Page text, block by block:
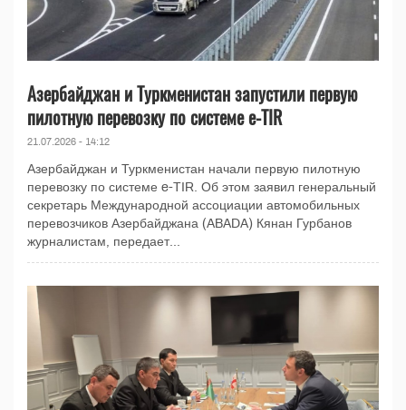
Азербайджан и Туркменистан запустили первую
пилотную перевозку по системе e-TIR
21.07.2026 - 14:12
Азербайджан и Туркменистан начали первую пилотную
перевозку по системе e-TIR. Об этом заявил генеральный
секретарь Международной ассоциации автомобильных
перевозчиков Азербайджана (ABADA) Кянан Гурбанов
журналистам, передает...